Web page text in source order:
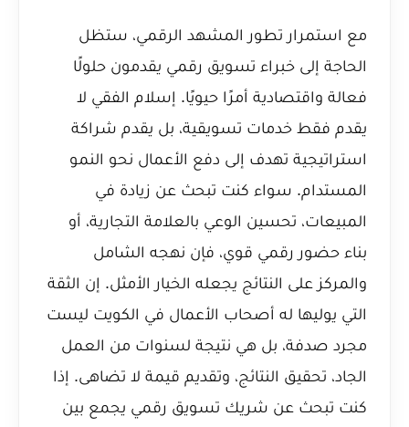
مع استمرار تطور المشهد الرقمي، ستظل
الحاجة إلى خبراء تسويق رقمي يقدمون حلولًا
فعالة واقتصادية أمرًا حيويًا. إسلام الفقي لا
يقدم فقط خدمات تسويقية، بل يقدم شراكة
استراتيجية تهدف إلى دفع الأعمال نحو النمو
المستدام. سواء كنت تبحث عن زيادة في
المبيعات، تحسين الوعي بالعلامة التجارية، أو
بناء حضور رقمي قوي، فإن نهجه الشامل
والمركز على النتائج يجعله الخيار الأمثل. إن الثقة
التي يوليها له أصحاب الأعمال في الكويت ليست
مجرد صدفة، بل هي نتيجة لسنوات من العمل
الجاد، تحقيق النتائج، وتقديم قيمة لا تضاهى. إذا
كنت تبحث عن شريك تسويق رقمي يجمع بين